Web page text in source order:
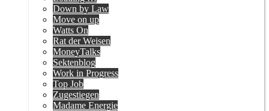
Down by Law
Move on up
Watts On
Rat der Weisen
MoneyTalks
Sektenblog
Work in Progress
Top Job
Zugestiegen
Madame Energie